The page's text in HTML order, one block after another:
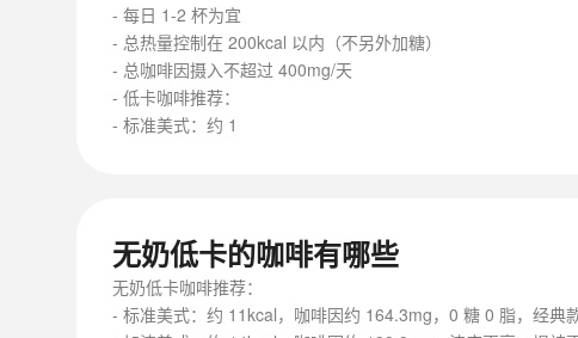
- 每日 1-2 杯为宜
- 总热量控制在 200kcal 以内（不另外加糖）
- 总咖啡因摄入不超过 400mg/天
- 低卡咖啡推荐：
- 标准美式：约 1
无奶低卡的咖啡有哪些
无奶低卡咖啡推荐：
- 标准美式：约 11kcal，咖啡因约 164.3mg，0 糖 0 脂，经典